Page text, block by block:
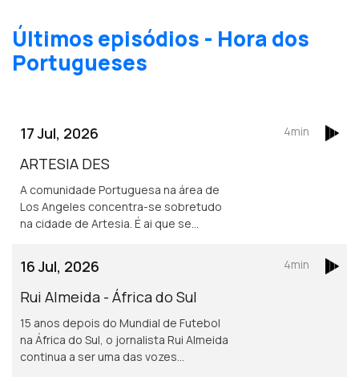
Últimos episódios - Hora dos
Portugueses
17 Jul, 2026
ARTESIA DES
A comunidade Portuguesa na área de
Los Angeles concentra-se sobretudo
na cidade de Artesia. É ai que se
Portugueses nos Estados Unidos.
4min
16 Jul, 2026
Rui Almeida - África do Sul
15 anos depois do Mundial de Futebol
na África do Sul, o jornalista Rui Almeida
continua a ser uma das vozes
4min